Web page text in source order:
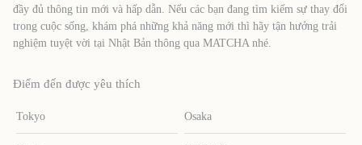
đầy đủ thông tin mới và hấp dẫn. Nếu các bạn đang tìm kiếm sự thay đổi
trong cuộc sống, khám phá những khả năng mới thì hãy tận hưởng trải
nghiệm tuyệt vời tại Nhật Bản thông qua MATCHA nhé.
Điểm đến được yêu thích
Tokyo Osaka